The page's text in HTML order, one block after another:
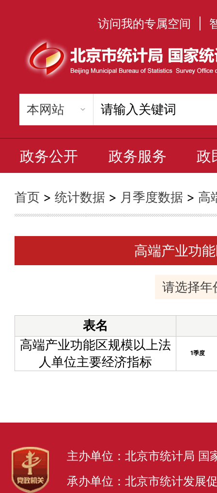
访问我的专属空间
政务公开 政务服务 政
首页 > 统计数据 > 月季度数据 > 高
高端产业功
表名
高端产业功能区规模以上法
人单位主要经济指标
1季度
主办单位：北京市统计局 国
承办单位：北京市统计发展